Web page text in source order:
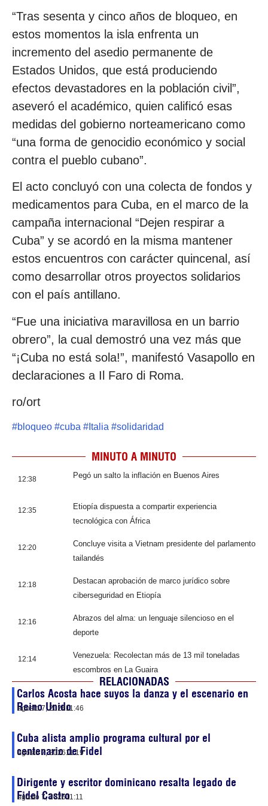
“Tras sesenta y cinco años de bloqueo, en
estos momentos la isla enfrenta un
incremento del asedio permanente de
Estados Unidos, que está produciendo
efectos devastadores en la población civil”,
aseveró el académico, quien calificó esas
medidas del gobierno norteamericano como
“una forma de genocidio económico y social
contra el pueblo cubano”.
El acto concluyó con una colecta de fondos y
medicamentos para Cuba, en el marco de la
campaña internacional “Dejen respirar a
Cuba” y se acordó en la misma mantener
estos encuentros con carácter quincenal, así
como desarrollar otros proyectos solidarios
con el país antillano.
“Fue una iniciativa maravillosa en un barrio
obrero”, la cual demostró una vez más que
“¡Cuba no está sola!”, manifestó Vasapollo en
declaraciones a Il Faro di Roma.
ro/ort
#bloqueo #cuba # Italia #solidaridad
MINUTO A MINUTO
12:38 Pegó un salto la inflación en Buenos Aires
12:35
Etiopía dispuesta a compartir experiencia
tecnológica con África
12:20
Concluye visita a Vietnam presidente del parlamento
tailandés
12:18
Destacan aprobación de marco jurídico sobre
ciberseguridad en Etiopía
12:16
Abrazos del alma: un lenguaje silencioso en el
deporte
12:14
Venezuela: Recolectan más de 13 mil toneladas
escombros en La Guaira
RELACIONADAS
Carlos Acosta hace suyos la danza y el escenario en
Reino Unido
agosto 7, 202611:46
Cuba alista amplio programa cultural por el
centenario de Fidel
agosto 7, 202611:19
Dirigente y escritor dominicano resalta legado de
Fidel Castro
agosto 7, 202611:11